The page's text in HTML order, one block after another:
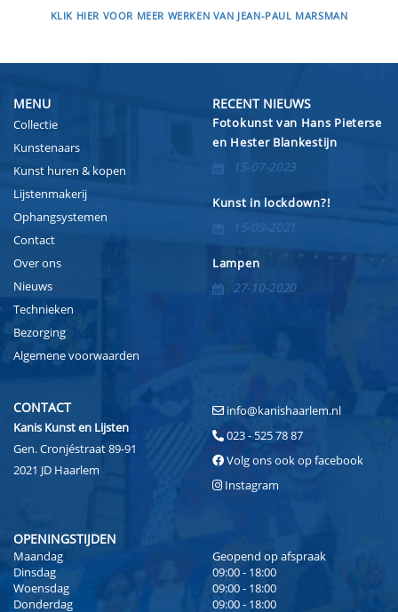
KLIK HIER VOOR MEER WERKEN VAN JEAN-PAUL MARSMAN
MENU
Collectie
Kunstenaars
Kunst huren & kopen
Lijstenmakerij
Ophangsystemen
Contact
Over ons
Nieuws
Technieken
Bezorging
Algemene voorwaarden
RECENT NIEUWS
Fotokunst van Hans Pieterse
en Hester Blankestijn
15-07-2023
Kunst in lockdown?!
15-03-2021
Lampen
27-10-2020
CONTACT
Kanis Kunst en Lijsten
Gen. Cronjéstraat 89-91
2021 JD Haarlem
info@kanishaarlem.nl
023 - 525 78 87
Volg ons ook op facebook
Instagram
OPENINGSTIJDEN
Maandag
Geopend op afspraak
Dinsdag
09:00 - 18:00
Woensdag
09:00 - 18:00
Donderdag
09:00 - 18:00